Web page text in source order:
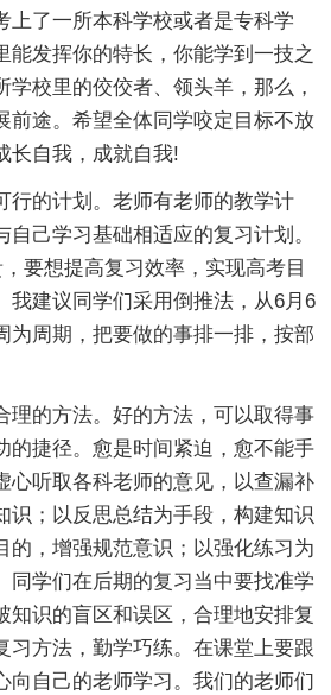
上了一所本科学校或者是专科学
能发挥你的特长，你能学到一技之
学校里的佼佼者、领头羊，那么，
前途。希望全体同学咬定目标不放
长自我，成就自我!
行的计划。老师有老师的教学计
己学习基础相适应的复习计划。
要想提高复习效率，实现高考目
我建议同学们采用倒推法，从6月6
为周期，把要做的事排一排，按部
理的方法。好的方法，可以取得事
的捷径。愈是时间紧迫，愈不能手
心听取各科老师的意见，以查漏补
识；以反思总结为手段，构建知识
的，增强规范意识；以强化练习为
同学们在后期的复习当中要找准学
知识的盲区和误区，合理地安排复
习方法，勤学巧练。在课堂上要跟
向自己的老师学习。我们的老师们